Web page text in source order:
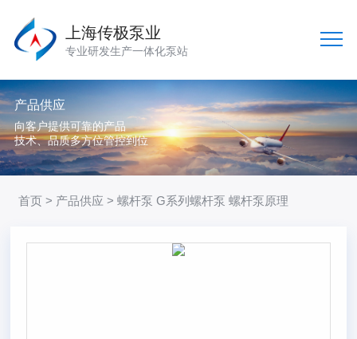
上海传极泵业
专业研发生产一体化泵站
产品供应
向客户提供可靠的产品
技术、品质多方位管控到位
首页 > 产品供应 > 螺杆泵 G系列螺杆泵 螺杆泵原理